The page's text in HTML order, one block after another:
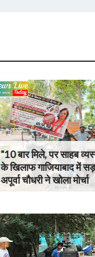
"10 बार मिले, पर साहब
के खिलाफ गाजियाबाद में
अपूर्वा चौधरी ने खोला मोर्चा